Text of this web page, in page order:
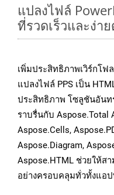
แปลงไฟล์
ที่รวดเร็วและง่า
เพิ่มประสิทธิภาพเวิร์กโฟ
แปลงไฟล์ PPS เป็น
ประสิทธิภาพ โซลูชันอันท
ราบรื่นกับ Aspose.Total
Aspose.Cells,
Aspose.Diagram,
Aspose.HTML ช่วยให้ส
อย่างครอบคลุมทั่วทั้งแอ